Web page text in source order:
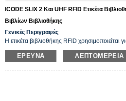
ICODE SLIX 2 Και UHF RFID Ετικέτα
Βιβλίων Βιβλιοθήκης
Γενικές Περιγραφές
Η ετικέτα βιβλιοθήκης RFID χρησιμοποιείται
βιβλίων/αρχείων, συνεργάζεται με την κεραία
επίτευξη έξυπνης διαχείρισης της
ΈΡΕΥΝΑ ΛΕΠΤΟΜΈΡΕΙΑ